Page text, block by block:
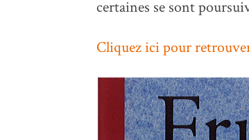
certaines se sont
Cliquez ici pour